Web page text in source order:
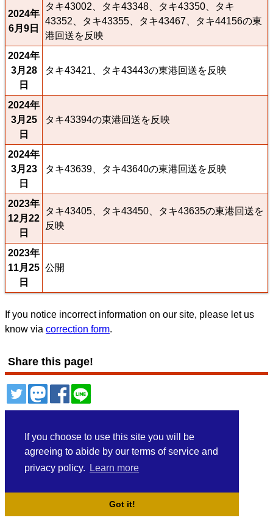
If you choose to use this site you will be
agreeing to abide by our terms of service and
privacy policy.
Learn more
Got it!
2024年
6月9日
タキ43002、タキ43348、タキ43350、タキ
43352、タキ43355、タキ43467、タキ44156の東
港回送を反映
2024年
3月28
日
タキ43421、タキ43443の東港回送を反映
2024年
3月25
日
タキ43394の東港回送を反映
2024年
3月23
日
タキ43639、タキ43640の東港回送を反映
2023年
12月22
日
タキ43405、タキ43450、タキ43635の東港回送を
反映
2023年
11月25
日
公開
If you notice incorrect information on our site, please let us
know via correction form.
Share this page!
ツイートトゥート
シェア